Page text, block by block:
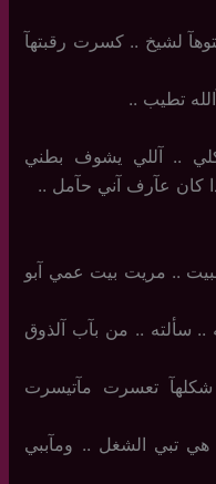
لشيخ .. كسرت رقبتهآ
تطيب ..
.. آللي يشوف بطني
كان عآرف آني حآمل ..
.. مريت بيت عمي آبو
.. سألته .. من بآب آلذوق
شكلهآ تعسرت مآتيسرت
هي تبي الشغل .. ومآببي